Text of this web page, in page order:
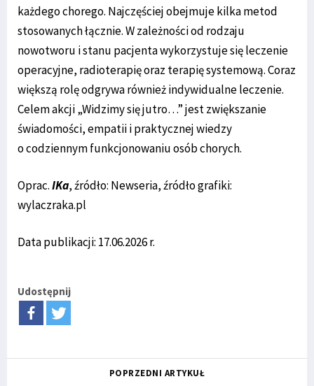
każdego chorego. Najczęściej obejmuje kilka metod
stosowanych łącznie. W zależności od rodzaju
nowotworu i stanu pacjenta wykorzystuje się leczenie
operacyjne, radioterapię oraz terapię systemową. Coraz
większą rolę odgrywa również indywidualne leczenie.
Celem akcji „Widzimy się jutro…” jest zwiększanie
świadomości, empatii i praktycznej wiedzy
o codziennym funkcjonowaniu osób chorych.
Oprac.IKa, źródło: Newseria, źródło grafiki:
wylaczraka.pl
Data publikacji: 17.06.2026 r.
Udostępnij
POPRZEDNI ARTYKUŁ